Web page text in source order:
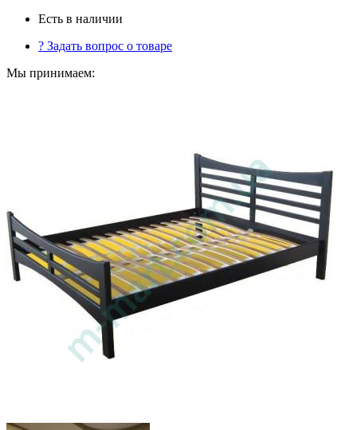
Есть в наличии
? Задать вопрос о товаре
Мы принимаем: